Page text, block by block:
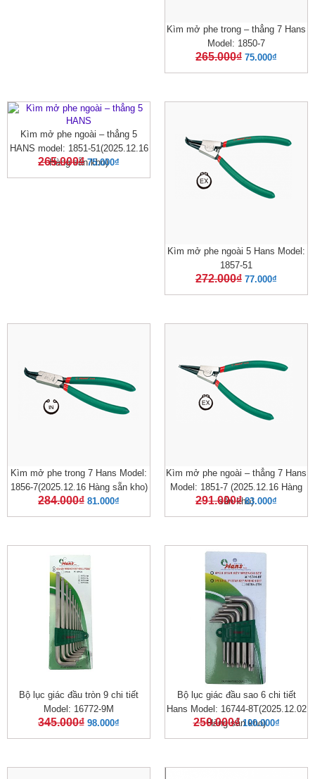
Kìm mở phe trong – thẳng 7 Hans
Model: 1850-7
265.000₫ 75.000₫
Kìm mở phe ngoài – thẳng 5
HANS model: 1851-51(2025.12.16
Hàng sẵn kho)
265.000₫ 75.000₫
Kìm mở phe ngoài 5 Hans Model:
1857-51
272.000₫ 77.000₫
Kìm mở phe trong 7 Hans Model:
1856-7(2025.12.16 Hàng sẵn kho)
284.000₫ 81.000₫
Kìm mở phe ngoài – thẳng 7 Hans
Model: 1851-7 (2025.12.16 Hàng
sẵn kho)
291.000₫ 83.000₫
Bộ lục giác đầu tròn 9 chi tiết
Model: 16772-9M
345.000₫ 98.000₫
Bộ lục giác đầu sao 6 chi tiết
Hans Model: 16744-8T(2025.12.02
Hàng sẵn kho)
250.000₫ 100.000₫